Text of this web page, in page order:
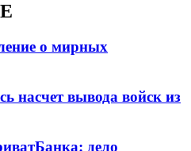
о мирных
насчет вывода войск из
дело